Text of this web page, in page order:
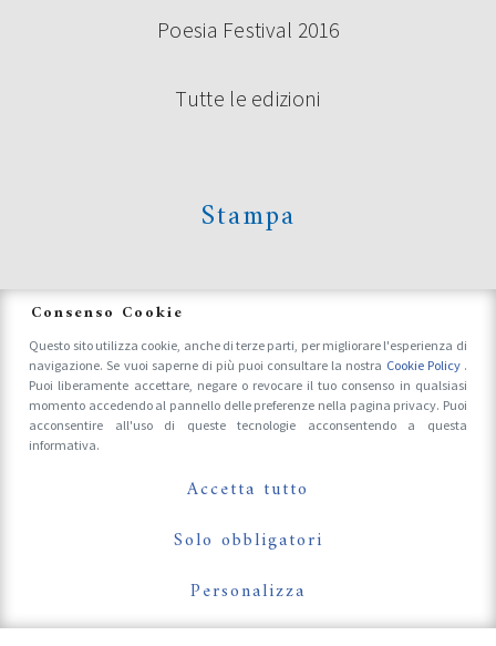
Poesia Festival 2016
Tutte le edizioni
Stampa
Accrediti Stampa e Fotografi
Follow Us On
Consenso Cookie
Questo sito utilizza cookie, anche di terze parti, per migliorare l'esperienza di
navigazione. Se vuoi saperne di più puoi consultare la nostra Cookie Policy .
Puoi liberamente accettare, negare o revocare il tuo consenso in qualsiasi
momento accedendo al pannello delle preferenze nella pagina privacy. Puoi
acconsentire all'uso di queste tecnologie acconsentendo a questa
informativa.
Accetta tutto
Solo obbligatori
Personalizza